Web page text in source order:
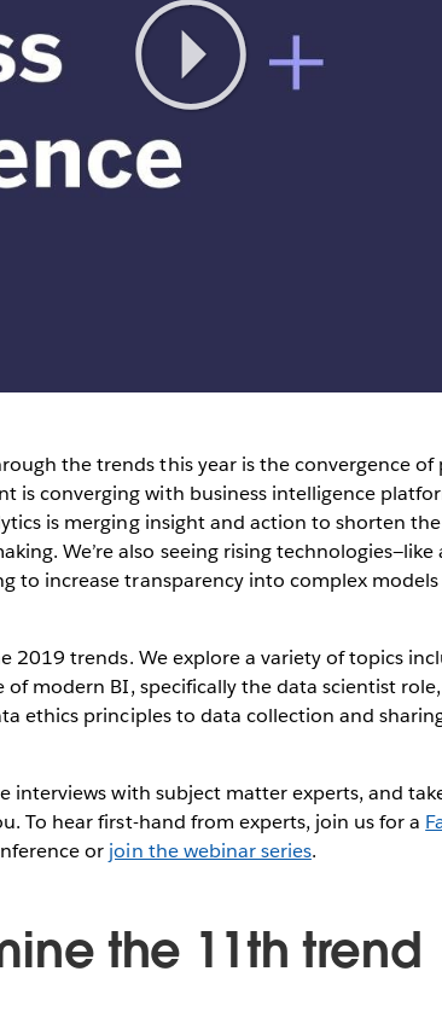
Play
the trends this year is the convergence of
is converging with business intelligence
is merging insight and action to shorten
We’re also seeing rising
to increase transparency into complex
2019 trends. We explore a variety of topics
of modern BI, specifically the data scientist
ethics principles to data collection and
interviews with subject matter experts, and
To hear first-hand from experts, join us for a
or join the webinar series.
the 11th trend